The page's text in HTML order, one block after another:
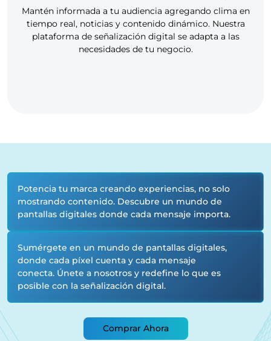
Mantén informada a tu audiencia agregando clima en
tiempo real, noticias y contenido dinámico. Nuestra
plataforma de señalización digital se adapta a las
necesidades de tu negocio.
Potencia tu marca creando experiencias, no solo
mostrando contenido. Descubre un mundo de
pantallas digitales donde cada mensaje importa.
Sumérgete en un mundo de pantallas digitales,
donde cada píxel cuenta y cada mensaje
conecta. Únete a nosotros y redefine lo que es
posible con la señalización digital.
Comprar Ahora